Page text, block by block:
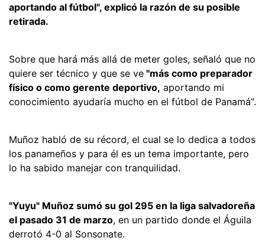
aportando al fútbol", explicó la razón de su posible
retirada.
Sobre que hará más allá de meter goles, señaló que no
quiere ser técnico y que se ve "más como preparador
físico o como gerente deportivo, aportando mi
conocimiento ayudaría mucho en el fútbol de Panamá".
Muñoz habló de su récord, el cual se lo dedica a todos
los panameños y para él es un tema importante, pero
lo ha sabido manejar con tranquilidad.
"Yuyu" Muñoz sumó su gol 295 en la liga salvadoreña
el pasado 31 de marzo, en un partido donde el Águila
derrotó 4-0 al Sonsonate.